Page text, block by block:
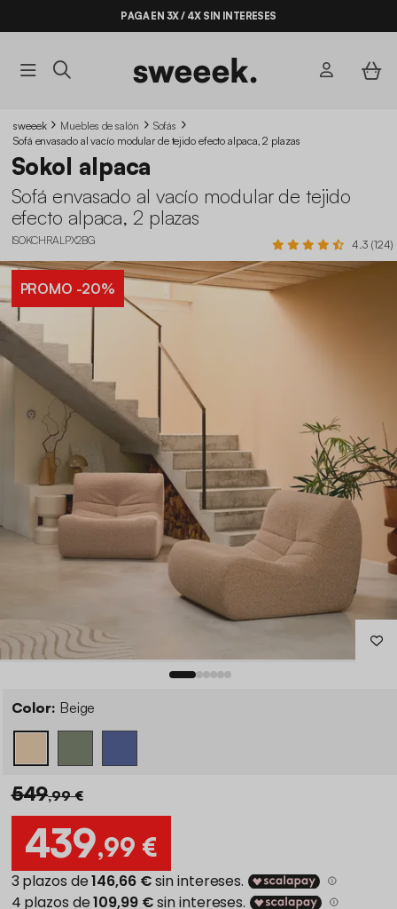
PAGA EN 3X / 4X SIN INTERESES
sweeek Muebles de salón
Sofás
Sofá envasado al vacío modular de tejido efecto alpaca, 2 plazas
Sokol alpaca
Sofá envasado al vacío modular de tejido
efecto alpaca, 2 plazas
ISOKCHRALPX2BG 4.3 (124)
PROMO -20%
Color: Beige
549,99 €
439,99 €